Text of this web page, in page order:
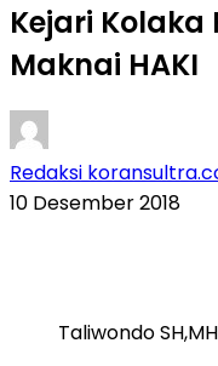
Kejari Kolaka
Maknai HAKI
Redaksi
10 Desember 2018
Taliwondo